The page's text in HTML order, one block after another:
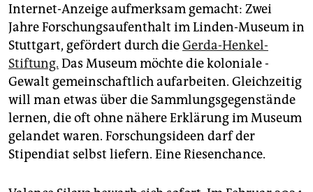
Internet-Anzeige aufmerksam gemacht: Zwei
Jahre Forschungsaufenthalt im Linden-Museum in
Stuttgart, gefördert durch dieGerda-Henkel-
Stiftung. Das Museum möchte die koloniale ­
Gewalt gemeinschaftlich aufarbeiten. Gleich­zeitig
will man etwas über die Sammlungsgegenstände
lernen, die oft ohne nähere Erklärung im Museum
gelandet waren. Forschungsideen darf der
Stipendiat selbst liefern. Eine Riesenchance.